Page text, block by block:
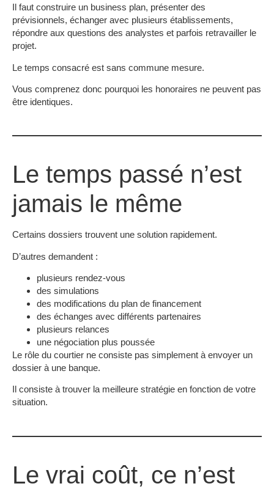
Il faut construire un business plan, présenter des
prévisionnels, échanger avec plusieurs établissements,
répondre aux questions des analystes et parfois retravailler le
projet.
Le temps consacré est sans commune mesure.
Vous comprenez donc pourquoi les honoraires ne peuvent pas
être identiques.
Le temps passé n’est
jamais le même
Certains dossiers trouvent une solution rapidement.
D’autres demandent :
plusieurs rendez-vous
des simulations
des modifications du plan de financement
des échanges avec différents partenaires
plusieurs relances
une négociation plus poussée
Le rôle du courtier ne consiste pas simplement à envoyer un
dossier à une banque.
Il consiste à trouver la meilleure stratégie en fonction de votre
situation.
Le vrai coût, ce n’est